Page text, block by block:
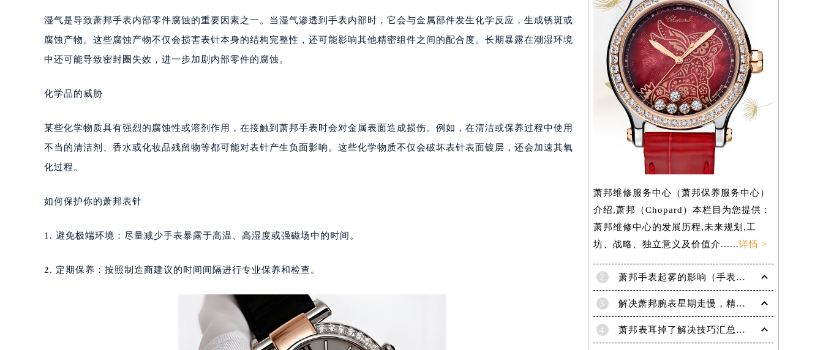
苏州市苏州工业园区星港街199号苏州中心办公楼C座22层08室（需提前预约）
南宁市青秀区金湖路59号地王大厦12楼1224室（需提前预约）
合肥市蜀山区潜山路111号万象城华润大厦B座12楼03室（需提前预约）
长春市朝阳区西安大路727号中银大厦A座(旺进大厦)18层09室（需提前预约）
贵阳市南明区都司高架桥路33号亨特国际金融中心14楼14D（需提前预约）
西安市碑林区南关正街88号华侨城长安国际中心E座6楼10室（需提前预约）
唐山市路南区新华东道100号万达广场写字楼A座10层1002室（需提前预约）
内蒙古自治区呼和浩特市玉泉区大学西街70号华润万象城写字楼（鄂尔多斯大厦）23层2326室（需提前预约）
重庆市解放碑渝中区民权路28号英利国际金融中心写字楼20层01室（需提前预约）
黑龙江省大庆市萨尔图区会战大街萧邦售后服务中心（需提前预约）
黑龙江省鹤岗市向阳区红军路萧邦售后服务中心（需提前预约）
湿气是导致萧邦手表内部零件腐蚀的重要因素之一。当湿气渗透到手表内部时，它会与金属部件发生化学反应，生成锈斑或
腐蚀产物。这些腐蚀产物不仅会损害表针本身的结构完整性，还可能影响其他精密组件之间的配合度。长期暴露在潮湿环境
中还可能导致密封圈失效，进一步加剧内部零件的腐蚀。
化学品的威胁
某些化学物质具有强烈的腐蚀性或溶剂作用，在接触到萧邦手表时会对金属表面造成损伤。例如，在清洁或保养过程中使用
不当的清洁剂、香水或化妆品残留物等都可能对表针产生负面影响。这些化学物质不仅会破坏表针表面镀层，还会加速其氧
化过程。
如何保护你的萧邦表针
1. 避免极端环境：尽量减少手表暴露于高温、高湿度或强磁场中的时间。
2. 定期保养：按照制造商建议的时间间隔进行专业保养和检查。
萧邦维修服务中心（萧邦保养服务中心）
介绍,萧邦（Chopard）本栏目为您提供：
萧邦维修中心的发展历程,未来规划,工
坊、战略、独立意义及价值介......详情 >
2 萧邦手表起雾的影响（手表起雾维护建议）
3 解决萧邦腕表星期走慢，精准调校秘籍在这里
4 萧邦表耳掉了解决技巧汇总（轻松修复爱表的小妙招）